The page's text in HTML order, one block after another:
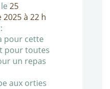
le 25
à 22 h
pour cette
pour toutes
un repas
aux orties